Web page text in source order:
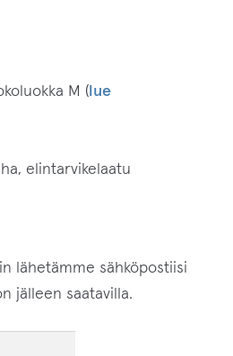
M ( lue
elintarvikelaatu
lähetämme sähköpostiisi
jälleen saatavilla.